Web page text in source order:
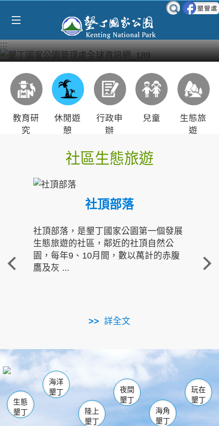
:::
教育研
究
休閒遊
憩
行政申
辦
兒童
生態旅
遊
社區生態旅遊
社頂部落
社頂部落，是墾丁國家公園第一個發展
生態旅遊的社區，鄰近的社頂自然公
園，每年9、10月間，數以萬計的赤腹
鷹及灰 ...
詳全文
重
走進
南仁湖
海生館
恆春 佳樂水
龍鑾潭自然中心 森林遊樂區
瓊麻館
關山 墾管處遊客中心
社頂公園 風吹沙
船帆石
白砂 龍磐公園
香蕉灣
砂島
鵝鑾鼻
生態
墾丁
海洋
墾丁
陸上
墾丁
夜間
墾丁
海角
墾丁
玩在
墾丁